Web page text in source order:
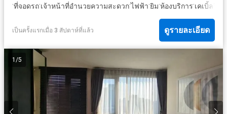
·ที่จอดรถ·เจ้าหน้าที่อำนวยความสะดวก·ไฟฟ้า·ยิม·ห้องบริการ·เคเบิ้ลวิดี
เป็นครั้งแรกเมื่อ 3 สัปดาห์ที่แล้ว ดูรายละเอียด
1 /5